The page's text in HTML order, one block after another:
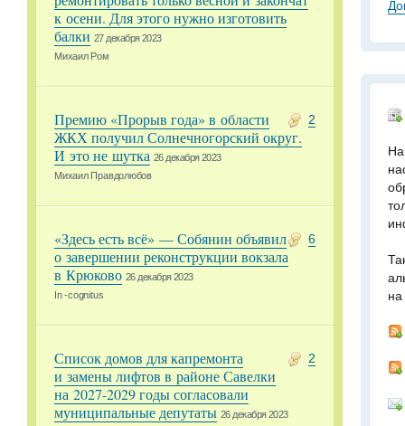
к осени. Для этого нужно изготовить
балки 27 декабря 2023
Михаил Ром
2
Премию «Прорыв года» в области
ЖКХ получил Солнечногорский округ.
И это не шутка 26 декабря 2023
Михаил Правдолюбов
6
«Здесь есть всё» — Собянин объявил
о завершении реконструкции вокзала
в Крюково 26 декабря 2023
In -cognitus
2
Список домов для капремонта
и замены лифтов в районе Савелки
на 2027-2029 годы согласовали
муниципальные депутаты 26 декабря 2023